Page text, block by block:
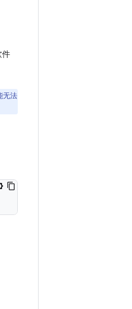
件
无法